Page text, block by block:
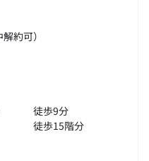
約可）
駅】 徒歩9分
徒歩15階分